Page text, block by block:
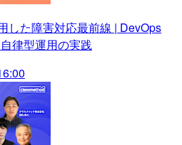
した障害対応最前線 | DevOps
律型運用の実践